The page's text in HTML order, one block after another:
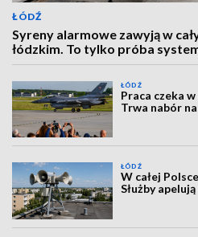
ŁÓDŹ
Syreny alarmowe zawyją w
łódzkim. To tylko próba
ŁÓDŹ
Praca czeka
Trwa nabór
ŁÓDŹ
W całej
Służby